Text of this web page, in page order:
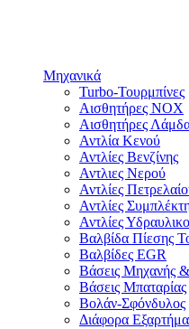
Μηχανικά
Turbo-Τουρμπίνες
Αισθητήρες NOX
Αισθητήρες
Αντλία Κενού
Αντλίες Βενζίνης
Αντλιες Νερού
Αντλίες
Αντλίες
Αντλίες
Βαλβίδα Πίεσης
Βαλβίδες EGR
Βάσεις Μηχανής
Βάσεις Μπαταρίας
Βολάν-Σφόνδυλος
Διάφορα